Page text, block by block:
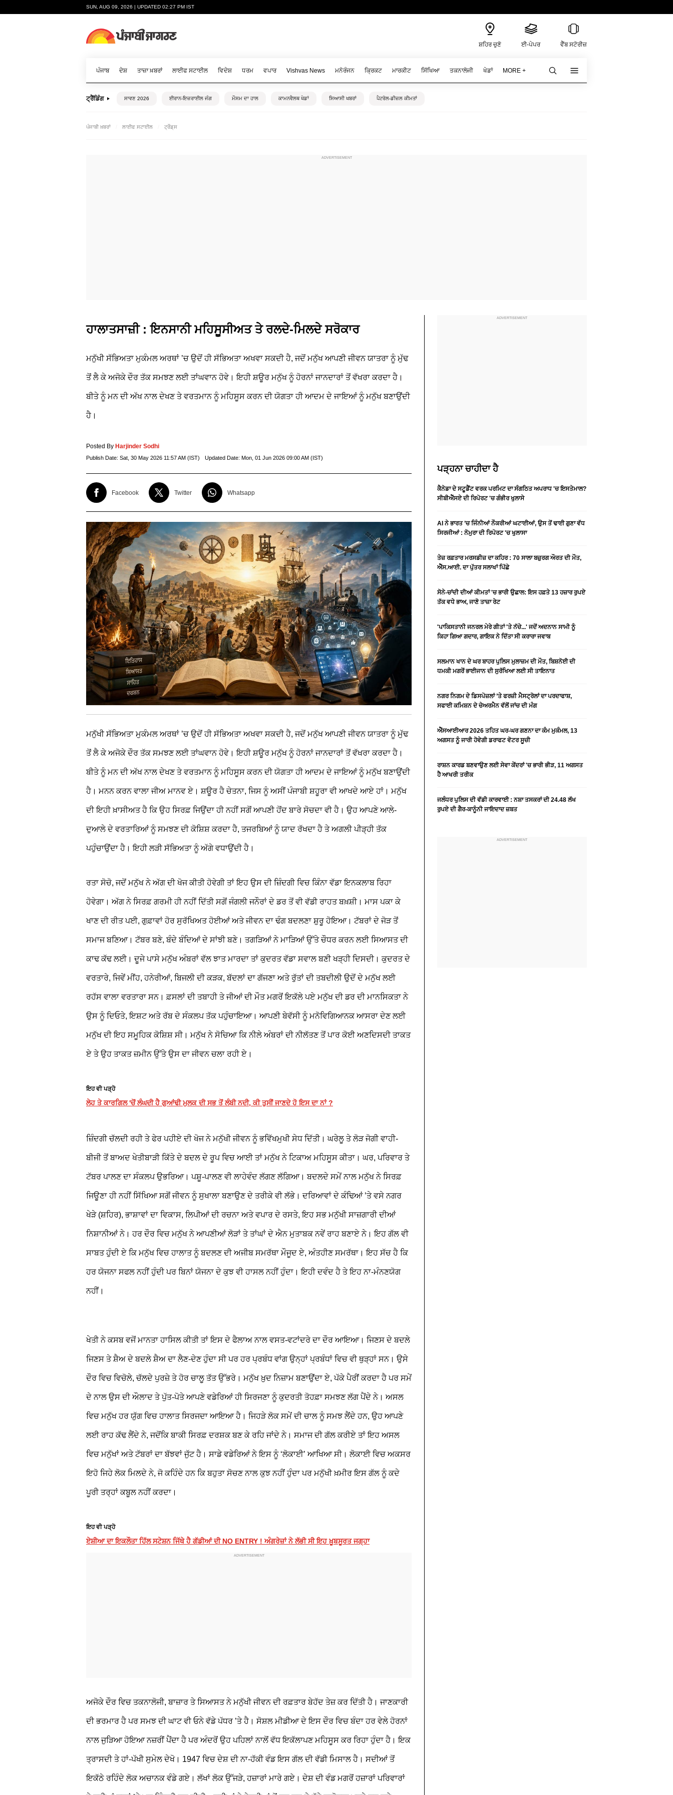
SUN, AUG 09, 2026 | UPDATED 02:27 PM IST
ਸ਼ਹਿਰ ਚੁਣੋ ਈ-ਪੇਪਰ ਵੈੱਬ ਸਟੋਰੀਜ਼
ਪੰਜਾਬ ਦੇਸ਼ ਤਾਜ਼ਾ ਖ਼ਬਰਾਂ ਲਾਈਫ ਸਟਾਈਲ ਵਿਦੇਸ਼ ਧਰਮ ਵਪਾਰ Vishvas News ਮਨੋਰੰਜਨ ਕ੍ਰਿਕਟ ਮਾਰਕੀਟ ਸਿੱਖਿਆ ਤਕਨਾਲੋਜੀ ਖੇਡਾਂ MORE +
ਟ੍ਰੈਂਡਿੰਗ ਸਾਵਣ 2026 ਈਰਾਨ-ਇਜ਼ਰਾਈਲ ਜੰਗ ਮੌਸਮ ਦਾ ਹਾਲ ਕਾਮਨਵੈਲਥ ਖੇਡਾਂ ਸਿਆਸੀ ਖਬਰਾਂ ਪੈਟਰੋਲ-ਡੀਜ਼ਲ ਕੀਮਤਾਂ
ਪੰਜਾਬੀ ਖ਼ਬਰਾਂ ਲਾਈਫ ਸਟਾਈਲ ਟ੍ਰੇੰਡ੍ਸ
ਹਾਲਾਤਸਾਜ਼ੀ : ਇਨਸਾਨੀ ਮਹਿਸੂਸੀਅਤ ਤੇ ਰਲਦੇ-ਮਿਲਦੇ ਸਰੋਕਾਰ
ਮਨੁੱਖੀ ਸੱਭਿਅਤਾ ਮੁਕੰਮਲ ਅਰਥਾਂ ’ਚ ਉਦੋਂ ਹੀ ਸੱਭਿਅਤਾ ਅਖਵਾ ਸਕਦੀ ਹੈ, ਜਦੋਂ ਮਨੁੱਖ ਆਪਣੀ ਜੀਵਨ ਯਾਤਰਾ ਨੂੰ ਮੁੱਢ
ਤੋਂ ਲੈ ਕੇ ਅਜੋਕੇ ਦੌਰ ਤੱਕ ਸਮਝਣ ਲਈ ਤਾਂਘਵਾਨ ਹੋਵੇ। ਇਹੀ ਸ਼ਊਰ ਮਨੁੱਖ ਨੂੰ ਹੋਰਨਾਂ ਜਾਨਦਾਰਾਂ ਤੋਂ ਵੱਖਰਾ ਕਰਦਾ ਹੈ।
ਬੀਤੇ ਨੂੰ ਮਨ ਦੀ ਅੱਖ ਨਾਲ ਦੇਖਣ ਤੇ ਵਰਤਮਾਨ ਨੂੰ ਮਹਿਸੂਸ ਕਰਨ ਦੀ ਯੋਗਤਾ ਹੀ ਆਦਮ ਦੇ ਜਾਇਆਂ ਨੂੰ ਮਨੁੱਖ ਬਣਾਉਂਦੀ
ਹੈ।
Posted By Harjinder Sodhi
Publish Date: Sat, 30 May 2026 11:57 AM (IST) Updated Date: Mon, 01 Jun 2026 09:00 AM (IST)
Facebook Twitter Whatsapp
ਮਨੁੱਖੀ ਸੱਭਿਅਤਾ ਮੁਕੰਮਲ ਅਰਥਾਂ ’ਚ ਉਦੋਂ ਹੀ ਸੱਭਿਅਤਾ ਅਖਵਾ ਸਕਦੀ ਹੈ, ਜਦੋਂ ਮਨੁੱਖ ਆਪਣੀ ਜੀਵਨ ਯਾਤਰਾ ਨੂੰ ਮੁੱਢ
ਤੋਂ ਲੈ ਕੇ ਅਜੋਕੇ ਦੌਰ ਤੱਕ ਸਮਝਣ ਲਈ ਤਾਂਘਵਾਨ ਹੋਵੇ। ਇਹੀ ਸ਼ਊਰ ਮਨੁੱਖ ਨੂੰ ਹੋਰਨਾਂ ਜਾਨਦਾਰਾਂ ਤੋਂ ਵੱਖਰਾ ਕਰਦਾ ਹੈ।
ਬੀਤੇ ਨੂੰ ਮਨ ਦੀ ਅੱਖ ਨਾਲ ਦੇਖਣ ਤੇ ਵਰਤਮਾਨ ਨੂੰ ਮਹਿਸੂਸ ਕਰਨ ਦੀ ਯੋਗਤਾ ਹੀ ਆਦਮ ਦੇ ਜਾਇਆਂ ਨੂੰ ਮਨੁੱਖ ਬਣਾਉਂਦੀ
ਹੈ। ਮਨਨ ਕਰਨ ਵਾਲਾ ਜੀਅ ਮਾਨਵ ਏ। ਸ਼ਊਰ ਹੈ ਚੇਤਨਾ, ਜਿਸ ਨੂੰ ਅਸੀਂ ਪੰਜਾਬੀ ਸ਼ਹੂਰਾ ਵੀ ਆਖਦੇ ਆਏ ਹਾਂ। ਮਨੁੱਖ
ਦੀ ਇਹੀ ਖ਼ਾਸੀਅਤ ਹੈ ਕਿ ਉਹ ਸਿਰਫ਼ ਜਿਉਂਦਾ ਹੀ ਨਹੀਂ ਸਗੋਂ ਆਪਣੀ ਹੋਂਦ ਬਾਰੇ ਸੋਚਦਾ ਵੀ ਹੈ। ਉਹ ਆਪਣੇ ਆਲੇ-
ਦੁਆਲੇ ਦੇ ਵਰਤਾਰਿਆਂ ਨੂੰ ਸਮਝਣ ਦੀ ਕੋਸ਼ਿਸ਼ ਕਰਦਾ ਹੈ, ਤਜਰਬਿਆਂ ਨੂੰ ਯਾਦ ਰੱਖਦਾ ਹੈ ਤੇ ਅਗਲੀ ਪੀੜ੍ਹੀ ਤੱਕ
ਪਹੁੰਚਾਉਂਦਾ ਹੈ। ਇਹੀ ਲੜੀ ਸੱਭਿਅਤਾ ਨੂੰ ਅੱਗੇ ਵਧਾਉਂਦੀ ਹੈ।
ਰਤਾ ਸੋਚੋ, ਜਦੋਂ ਮਨੁੱਖ ਨੇ ਅੱਗ ਦੀ ਖੋਜ ਕੀਤੀ ਹੋਵੇਗੀ ਤਾਂ ਇਹ ਉਸ ਦੀ ਜ਼ਿੰਦਗੀ ਵਿਚ ਕਿੰਨਾ ਵੱਡਾ ਇਨਕਲਾਬ ਰਿਹਾ
ਹੋਵੇਗਾ। ਅੱਗ ਨੇ ਸਿਰਫ਼ ਗਰਮੀ ਹੀ ਨਹੀਂ ਦਿੱਤੀ ਸਗੋਂ ਜੰਗਲੀ ਜਨੌਰਾਂ ਦੇ ਡਰ ਤੋਂ ਵੀ ਵੱਡੀ ਰਾਹਤ ਬਖ਼ਸ਼ੀ। ਮਾਸ ਪਕਾ ਕੇ
ਖਾਣ ਦੀ ਰੀਤ ਪਈ, ਗੁਫ਼ਾਵਾਂ ਹੋਰ ਸੁਰੱਖਿਅਤ ਹੋਈਆਂ ਅਤੇ ਜੀਵਨ ਦਾ ਢੰਗ ਬਦਲਣਾ ਸ਼ੁਰੂ ਹੋਇਆ। ਟੱਬਰਾਂ ਦੇ ਜੋੜ ਤੋਂ
ਸਮਾਜ ਬਣਿਆ। ਟੱਬਰ ਬਣੇ, ਬੰਦੇ ਬੰਦਿਆਂ ਦੇ ਸਾਂਝੀ ਬਣੇ। ਤਗੜਿਆਂ ਨੇ ਮਾੜਿਆਂ ਉੱਤੇ ਚੌਧਰ ਕਰਨ ਲਈ ਸਿਆਸਤ ਦੀ
ਕਾਢ ਕੱਢ ਲਈ। ਦੂਜੇ ਪਾਸੇ ਮਨੁੱਖ ਅੰਬਰਾਂ ਵੱਲ ਝਾਤ ਮਾਰਦਾ ਤਾਂ ਕੁਦਰਤ ਵੱਡਾ ਸਵਾਲ ਬਣੀ ਖੜ੍ਹੀ ਦਿਸਦੀ। ਕੁਦਰਤ ਦੇ
ਵਰਤਾਰੇ, ਜਿਵੇਂ ਮੀਂਹ, ਹਨੇਰੀਆਂ, ਬਿਜਲੀ ਦੀ ਕੜਕ, ਬੱਦਲਾਂ ਦਾ ਗੱਜਣਾ ਅਤੇ ਰੁੱਤਾਂ ਦੀ ਤਬਦੀਲੀ ਉਦੋਂ ਦੇ ਮਨੁੱਖ ਲਈ
ਰਹੱਸ ਵਾਲਾ ਵਰਤਾਰਾ ਸਨ। ਫ਼ਸਲਾਂ ਦੀ ਤਬਾਹੀ ਤੇ ਜੀਆਂ ਦੀ ਮੌਤ ਮਗਰੋਂ ਇਕੱਲੇ ਪਏ ਮਨੁੱਖ ਦੀ ਡਰ ਦੀ ਮਾਨਸਿਕਤਾ ਨੇ
ਉਸ ਨੂੰ ਦਿਓਤੇ, ਇਸ਼ਟ ਅਤੇ ਰੱਬ ਦੇ ਸੰਕਲਪ ਤੱਕ ਪਹੁੰਚਾਇਆ। ਆਪਣੀ ਬੇਵੱਸੀ ਨੂੰ ਮਨੋਵਿਗਿਆਨਕ ਆਸਰਾ ਦੇਣ ਲਈ
ਮਨੁੱਖ ਦੀ ਇਹ ਸਮੂਹਿਕ ਕੋਸ਼ਿਸ਼ ਸੀ। ਮਨੁੱਖ ਨੇ ਸੋਚਿਆ ਕਿ ਨੀਲੇ ਅੰਬਰਾਂ ਦੀ ਨੀਲੱਤਣ ਤੋਂ ਪਾਰ ਕੋਈ ਅਣਦਿਸਦੀ ਤਾਕਤ
ਏ ਤੇ ਉਹ ਤਾਕਤ ਜ਼ਮੀਨ ਉੱਤੇ ਉਸ ਦਾ ਜੀਵਨ ਚਲਾ ਰਹੀ ਏ।
ਇਹ ਵੀ ਪੜ੍ਹੋ
ਲੇਹ ਤੇ ਕਾਰਗਿਲ 'ਚੋਂ ਲੰਘਦੀ ਹੈ ਗੁਆਂਢੀ ਮੁਲਕ ਦੀ ਸਭ ਤੋਂ ਲੰਬੀ ਨਦੀ, ਕੀ ਤੁਸੀਂ ਜਾਣਦੇ ਹੋ ਇਸ ਦਾ ਨਾਂ ?
ਜ਼ਿੰਦਗੀ ਚੱਲਦੀ ਰਹੀ ਤੇ ਫੇਰ ਪਹੀਏ ਦੀ ਖੋਜ ਨੇ ਮਨੁੱਖੀ ਜੀਵਨ ਨੂੰ ਭਵਿੱਖਮੁਖੀ ਸੇਧ ਦਿੱਤੀ। ਘਰੇਲੂ ਤੇ ਲੋੜ ਜੋਗੀ ਵਾਹੀ-
ਬੀਜੀ ਤੋਂ ਬਾਅਦ ਖੇਤੀਬਾੜੀ ਕਿੱਤੇ ਦੇ ਬਦਲ ਦੇ ਰੂਪ ਵਿਚ ਆਈ ਤਾਂ ਮਨੁੱਖ ਨੇ ਟਿਕਾਅ ਮਹਿਸੂਸ ਕੀਤਾ। ਘਰ, ਪਰਿਵਾਰ ਤੇ
ਟੱਬਰ ਪਾਲਣ ਦਾ ਸੰਕਲਪ ਉਭਰਿਆ। ਪਸ਼ੂ-ਪਾਲਣ ਵੀ ਲਾਹੇਵੰਦ ਲੱਗਣ ਲੱਗਿਆ। ਬਦਲਦੇ ਸਮੇਂ ਨਾਲ ਮਨੁੱਖ ਨੇ ਸਿਰਫ਼
ਜਿਊਣਾ ਹੀ ਨਹੀਂ ਸਿੱਖਿਆ ਸਗੋਂ ਜੀਵਨ ਨੂੰ ਸੁਖਾਲਾ ਬਣਾਉਣ ਦੇ ਤਰੀਕੇ ਵੀ ਲੱਭੇ। ਦਰਿਆਵਾਂ ਦੇ ਕੰਢਿਆਂ ’ਤੇ ਵਸੇ ਨਗਰ
ਖੇੜੇ (ਸ਼ਹਿਰ), ਭਾਸ਼ਾਵਾਂ ਦਾ ਵਿਕਾਸ, ਲਿਪੀਆਂ ਦੀ ਰਚਨਾ ਅਤੇ ਵਪਾਰ ਦੇ ਰਸਤੇ, ਇਹ ਸਭ ਮਨੁੱਖੀ ਸਾਜ਼ਗਾਰੀ ਦੀਆਂ
ਨਿਸ਼ਾਨੀਆਂ ਨੇ। ਹਰ ਦੌਰ ਵਿਚ ਮਨੁੱਖ ਨੇ ਆਪਣੀਆਂ ਲੋੜਾਂ ਤੇ ਤਾਂਘਾਂ ਦੇ ਐਨ ਮੁਤਾਬਕ ਨਵੇਂ ਰਾਹ ਬਣਾਏ ਨੇ। ਇਹ ਗੱਲ ਵੀ
ਸਾਬਤ ਹੁੰਦੀ ਏ ਕਿ ਮਨੁੱਖ ਵਿਚ ਹਾਲਾਤ ਨੂੰ ਬਦਲਣ ਦੀ ਅਜੀਬ ਸਮਰੱਥਾ ਮੌਜੂਦ ਏ, ਅੰਤਹੀਣ ਸਮਰੱਥਾ। ਇਹ ਸੱਚ ਹੈ ਕਿ
ਹਰ ਯੋਜਨਾ ਸਫਲ ਨਹੀਂ ਹੁੰਦੀ ਪਰ ਬਿਨਾਂ ਯੋਜਨਾ ਦੇ ਕੁਝ ਵੀ ਹਾਸਲ ਨਹੀਂ ਹੁੰਦਾ। ਇਹੀ ਦਵੰਦ ਹੈ ਤੇ ਇਹ ਨਾ-ਮੰਨਣਯੋਗ
ਨਹੀਂ।
ਖੇਤੀ ਨੇ ਕਸਬ ਵਜੋਂ ਮਾਨਤਾ ਹਾਸਿਲ ਕੀਤੀ ਤਾਂ ਇਸ ਦੇ ਫੈਲਾਅ ਨਾਲ ਵਸਤ-ਵਟਾਂਦਰੇ ਦਾ ਦੌਰ ਆਇਆ। ਜਿਣਸ ਦੇ ਬਦਲੇ
ਜਿਣਸ ਤੇ ਸ਼ੈਅ ਦੇ ਬਦਲੇ ਸ਼ੈਅ ਦਾ ਲੈਣ-ਦੇਣ ਹੁੰਦਾ ਸੀ ਪਰ ਹਰ ਪ੍ਰਬੰਧ ਵਾਂਗ ਉਨ੍ਹਾਂ ਪ੍ਰਬੰਧਾਂ ਵਿਚ ਵੀ ਥੁੜ੍ਹਾਂ ਸਨ। ਉਸੇ
ਦੌਰ ਵਿਚ ਵਿਚੋਲੇ, ਚੱਲਦੇ ਪੁਰਜ਼ੇ ਤੇ ਹੋਰ ਚਾਲੂ ਤੱਤ ਉੱਭਰੇ। ਮਨੁੱਖ ਖ਼ੁਦ ਨਿਜ਼ਾਮ ਬਣਾਉਂਦਾ ਏ, ਪੱਕੇ ਪੈਰੀਂ ਕਰਦਾ ਹੈ ਪਰ ਸਮੇਂ
ਦੇ ਨਾਲ ਉਸ ਦੀ ਔਲਾਦ ਤੇ ਪੁੱਤ-ਪੋਤੇ ਆਪਣੇ ਵਡੇਰਿਆਂ ਹੀ ਸਿਰਜਣਾ ਨੂੰ ਕੁਦਰਤੀ ਤੋਹਫ਼ਾ ਸਮਝਣ ਲੱਗ ਪੈਂਦੇ ਨੇ। ਅਸਲ
ਵਿਚ ਮਨੁੱਖ ਹਰ ਯੁੱਗ ਵਿਚ ਹਾਲਾਤ ਸਿਰਜਦਾ ਆਇਆ ਹੈ। ਜਿਹੜੇ ਲੋਕ ਸਮੇਂ ਦੀ ਚਾਲ ਨੂੰ ਸਮਝ ਲੈਂਦੇ ਹਨ, ਉਹ ਆਪਣੇ
ਲਈ ਰਾਹ ਕੱਢ ਲੈਂਦੇ ਨੇ, ਜਦੋਂਕਿ ਬਾਕੀ ਸਿਰਫ਼ ਦਰਸ਼ਕ ਬਣ ਕੇ ਰਹਿ ਜਾਂਦੇ ਨੇ। ਸਮਾਜ ਦੀ ਗੱਲ ਕਰੀਏ ਤਾਂ ਇਹ ਅਸਲ
ਵਿਚ ਮਨੁੱਖਾਂ ਅਤੇ ਟੱਬਰਾਂ ਦਾ ਬੱਝਵਾਂ ਜੁੱਟ ਹੈ। ਸਾਡੇ ਵਡੇਰਿਆਂ ਨੇ ਇਸ ਨੂੰ ‘ਲੋਕਾਈ’ ਆਖਿਆ ਸੀ। ਲੋਕਾਈ ਵਿਚ ਅਕਸਰ
ਇਹੋ ਜਿਹੇ ਲੋਕ ਮਿਲਦੇ ਨੇ, ਜੋ ਕਹਿੰਦੇ ਹਨ ਕਿ ਬਹੁਤਾ ਸੋਚਣ ਨਾਲ ਕੁਝ ਨਹੀਂ ਹੁੰਦਾ ਪਰ ਮਨੁੱਖੀ ਖ਼ਮੀਰ ਇਸ ਗੱਲ ਨੂੰ ਕਦੇ
ਪੂਰੀ ਤਰ੍ਹਾਂ ਕਬੂਲ ਨਹੀਂ ਕਰਦਾ।
ਇਹ ਵੀ ਪੜ੍ਹੋ
ਏਸ਼ੀਆ ਦਾ ਇਕਲੌਤਾ ਹਿੱਲ ਸਟੇਸ਼ਨ ਜਿੱਥੇ ਹੈ ਗੱਡੀਆਂ ਦੀ NO ENTRY ! ਅੰਗਰੇਜ਼ਾਂ ਨੇ ਲੱਭੀ ਸੀ ਇਹ ਖ਼ੂਬਸੂਰਤ ਜਗ੍ਹਾ
ਅਜੋਕੇ ਦੌਰ ਵਿਚ ਤਕਨਾਲੋਜੀ, ਬਾਜ਼ਾਰ ਤੇ ਸਿਆਸਤ ਨੇ ਮਨੁੱਖੀ ਜੀਵਨ ਦੀ ਰਫ਼ਤਾਰ ਬੇਹੱਦ ਤੇਜ਼ ਕਰ ਦਿੱਤੀ ਹੈ। ਜਾਣਕਾਰੀ
ਦੀ ਭਰਮਾਰ ਹੈ ਪਰ ਸਮਝ ਦੀ ਘਾਟ ਵੀ ਓਨੇ ਵੱਡੇ ਪੱਧਰ ’ਤੇ ਹੈ। ਸੋਸ਼ਲ ਮੀਡੀਆ ਦੇ ਇਸ ਦੌਰ ਵਿਚ ਬੰਦਾ ਹਰ ਵੇਲੇ ਹੋਰਨਾਂ
ਨਾਲ ਜੁੜਿਆ ਹੋਇਆ ਨਜ਼ਰੀਂ ਪੈਂਦਾ ਹੈ ਪਰ ਅੰਦਰੋਂ ਉਹ ਪਹਿਲਾਂ ਨਾਲੋਂ ਵੱਧ ਇਕੱਲਾਪਣ ਮਹਿਸੂਸ ਕਰ ਰਿਹਾ ਹੁੰਦਾ ਹੈ। ਇਕ
ਤ੍ਰਾਸਦੀ ਤੇ ਹਾਂ-ਪੱਖੀ ਸੁਮੇਲ ਦੇਖੋ। 1947 ਵਿਚ ਦੇਸ਼ ਦੀ ਨਾ-ਹੱਕੀ ਵੰਡ ਇਸ ਗੱਲ ਦੀ ਵੱਡੀ ਮਿਸਾਲ ਹੈ। ਸਦੀਆਂ ਤੋਂ
ਇਕੱਠੇ ਰਹਿੰਦੇ ਲੋਕ ਅਚਾਨਕ ਵੰਡੇ ਗਏ। ਲੱਖਾਂ ਲੋਕ ਉੱਜੜੇ, ਹਜ਼ਾਰਾਂ ਮਾਰੇ ਗਏ। ਦੇਸ਼ ਦੀ ਵੰਡ ਮਗਰੋਂ ਹਜ਼ਾਰਾਂ ਪਰਿਵਾਰਾਂ
ਪੜ੍ਹਨਾ ਚਾਹੀਦਾ ਹੈ
ਕੈਨੇਡਾ ਦੇ ਸਟੂਡੈਂਟ ਵਰਕ ਪਰਮਿਟ ਦਾ ਸੰਗਠਿਤ ਅਪਰਾਧ 'ਚ ਇਸਤੇਮਾਲ?
ਸੀਬੀਐੱਸਏ ਦੀ ਰਿਪੋਰਟ 'ਚ ਗੰਭੀਰ ਖੁਲਾਸੇ
AI ਨੇ ਭਾਰਤ ’ਚ ਜਿੰਨੀਆਂ ਨੌਕਰੀਆਂ ਘਟਾਈਆਂ, ਉਸ ਤੋਂ ਢਾਈ ਗੁਣਾ ਵੱਧ
ਸਿਰਜੀਆਂ : ਨੋਮੁਰਾ ਦੀ ਰਿਪੋਰਟ 'ਚ ਖੁਲਾਸਾ
ਤੇਜ਼ ਰਫ਼ਤਾਰ ਮਰਸਡੀਜ਼ ਦਾ ਕਹਿਰ : 70 ਸਾਲਾ ਬਜ਼ੁਰਗ ਔਰਤ ਦੀ ਮੌਤ,
ਐੱਸ.ਆਈ. ਦਾ ਪੁੱਤਰ ਸਲਾਖਾਂ ਪਿੱਛੇ
ਸੋਨੇ-ਚਾਂਦੀ ਦੀਆਂ ਕੀਮਤਾਂ 'ਚ ਭਾਰੀ ਉਛਾਲ: ਇਸ ਹਫ਼ਤੇ 13 ਹਜ਼ਾਰ ਰੁਪਏ
ਤੱਕ ਵਧੇ ਭਾਅ, ਜਾਣੋ ਤਾਜ਼ਾ ਰੇਟ
'ਪਾਕਿਸਤਾਨੀ ਜਨਰਲ ਮੇਰੇ ਗੀਤਾਂ 'ਤੇ ਨੱਚੇ...' ਜਦੋਂ ਅਦਨਾਨ ਸਾਮੀ ਨੂੰ
ਕਿਹਾ ਗਿਆ ਗਦਾਰ, ਗਾਇਕ ਨੇ ਦਿੱਤਾ ਸੀ ਕਰਾਰਾ ਜਵਾਬ
ਸਲਮਾਨ ਖਾਨ ਦੇ ਘਰ ਬਾਹਰ ਪੁਲਿਸ ਮੁਲਾਜ਼ਮ ਦੀ ਮੌਤ, ਬਿਸ਼ਨੋਈ ਦੀ
ਧਮਕੀ ਮਗਰੋਂ ਭਾਈਜਾਨ ਦੀ ਸੁਰੱਖਿਆ ਲਈ ਸੀ ਤਾਇਨਾਤ
ਨਗਰ ਨਿਗਮ ਦੇ ਡਿਸਪੋਜ਼ਲਾਂ ’ਤੇ ਫਰਜ਼ੀ ਮੈਸਟ੍ਰੋਲਾਂ ਦਾ ਪਰਦਾਫਾਸ਼,
ਸਫਾਈ ਕਮਿਸ਼ਨ ਦੇ ਚੇਅਰਮੈਨ ਵੱਲੋਂ ਜਾਂਚ ਦੀ ਮੰਗ
ਐੱਸਆਈਆਰ 2026 ਤਹਿਤ ਘਰ-ਘਰ ਗਣਨਾ ਦਾ ਕੰਮ ਮੁਕੰਮਲ, 13
ਅਗਸਤ ਨੂੰ ਜਾਰੀ ਹੋਵੇਗੀ ਡਰਾਫਟ ਵੋਟਰ ਸੂਚੀ
ਰਾਸ਼ਨ ਕਾਰਡ ਬਣਵਾਉਣ ਲਈ ਸੇਵਾ ਕੇਂਦਰਾਂ 'ਚ ਭਾਰੀ ਭੀੜ, 11 ਅਗਸਤ
ਹੈ ਆਖਰੀ ਤਰੀਕ
ਜਲੰਧਰ ਪੁਲਿਸ ਦੀ ਵੱਡੀ ਕਾਰਵਾਈ : ਨਸ਼ਾ ਤਸਕਰਾਂ ਦੀ 24.48 ਲੱਖ
ਰੁਪਏ ਦੀ ਗੈਰ-ਕਾਨੂੰਨੀ ਜਾਇਦਾਦ ਜ਼ਬਤ